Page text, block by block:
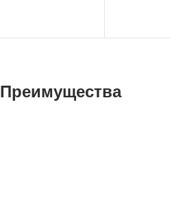
Преимущества